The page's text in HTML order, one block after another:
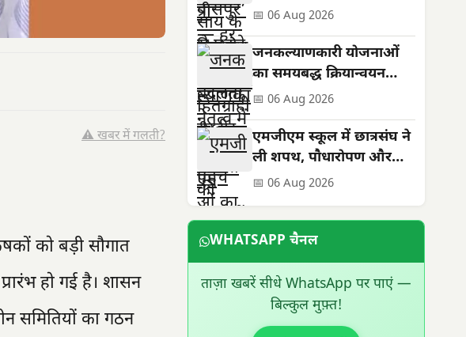
⚠️ खबर में गलती?
को बड़ी सौगात
हो गई है। शासन
समितियों का गठन
सेवाओं को मिली नई मजबूती
📅 06 Aug 2026
जनकल्याणकारी योजनाओं
का समयबद्ध क्रियान्वयन
सुनिश्चित करें : मुख्यमंत्री
विष्णुदेव साय
📅 06 Aug 2026
एमजीएम स्कूल में छात्रसंघ ने
ली शपथ, पौधारोपण और
सड़क सुरक्षा का दिया संदेश
📅 06 Aug 2026
WHATSAPP चैनल
ताज़ा खबरें सीधे WhatsApp पर पाएं —
बिल्कुल मुफ़्त!